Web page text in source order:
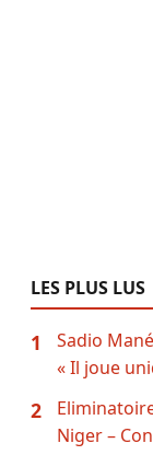
LES PLUS LUS
1
Sadio
« Il joue
2
Niger –